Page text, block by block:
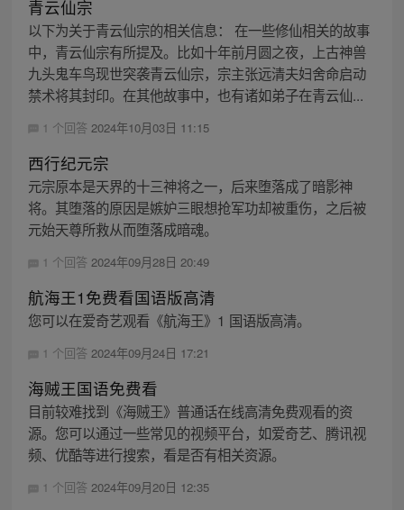
青云仙宗
以下为关于青云仙宗的相关信息： 在一些修仙相关的故事
中，青云仙宗有所提及。比如十年前月圆之夜，上古神兽
九头鬼车鸟现世突袭青云仙宗，宗主张远清夫妇舍命启动
禁术将其封印。在其他故事中，也有诸如弟子在青云仙...
1 个回答 2024年10月03日 11:15
西行纪元宗
元宗原本是天界的十三神将之一，后来堕落成了暗影神
将。其堕落的原因是嫉妒三眼想抢军功却被重伤，之后被
元始天尊所救从而堕落成暗魂。
1 个回答 2024年09月28日 20:49
航海王1免费看国语版高清
您可以在爱奇艺观看《航海王》1 国语版高清。
1 个回答 2024年09月24日 17:21
海贼王国语免费看
目前较难找到《海贼王》普通话在线高清免费观看的资
源。您可以通过一些常见的视频平台，如爱奇艺、腾讯视
频、优酷等进行搜索，看是否有相关资源。
1 个回答 2024年09月20日 12:35